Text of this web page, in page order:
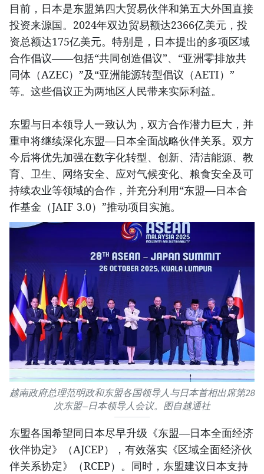
目前，日本是东盟第四大贸易伙伴和第五大外国直接
投资来源国。2024年双边贸易额达2366亿美元，投
资总额达175亿美元。特别是，日本提出的多项区域
合作倡议——包括“共同创造倡议”、“亚洲零排放共
同体（AZEC）”及“亚洲能源转型倡议（AETI）”
等。这些倡议正为两地区人民带来实际利益。
东盟与日本领导人一致认为，双方合作潜力巨大，并
重申将继续深化东盟—日本全面战略伙伴关系。双方
今后将优先加强在数字化转型、创新、清洁能源、教
育、卫生、网络安全、应对气候变化、粮食安全及可
持续农业等领域的合作，并充分利用“东盟—日本合
作基金（JAIF 3.0）”推动项目实施。
越南政府总理范明政和东盟各国领导人与日本首相出席第28
次东盟—日本领导人会议。图自越通社
东盟各国希望同日本尽早升级《东盟—日本全面经济
伙伴协定》（AJCEP），有效落实《区域全面经济伙
伴关系协定》（RCEP）。同时，东盟建议日本支持